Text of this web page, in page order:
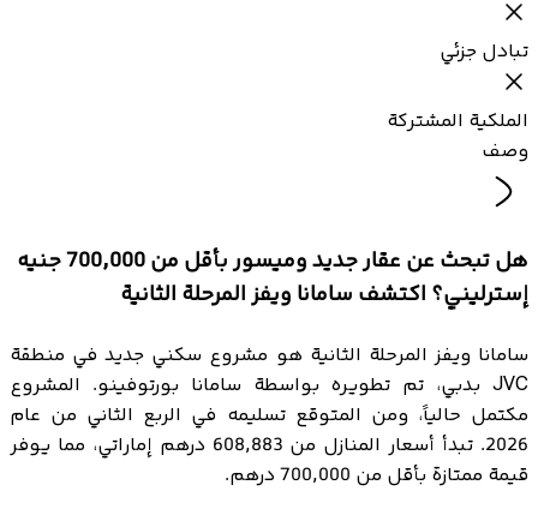
تبادل جزئي
الملكية المشتركة
وصف
هل تبحث عن عقار جديد وميسور بأقل من 700,000 جنيه
إسترليني؟ اكتشف سامانا ويفز المرحلة الثانية
سامانا ويفز المرحلة الثانية هو مشروع سكني جديد في منطقة
JVC بدبي، تم تطويره بواسطة سامانا بورتوفينو. المشروع
مكتمل حالياً، ومن المتوقع تسليمه في الربع الثاني من عام
2026. تبدأ أسعار المنازل من 608,883 درهم إماراتي، مما يوفر
قيمة ممتازة بأقل من 700,000 درهم.